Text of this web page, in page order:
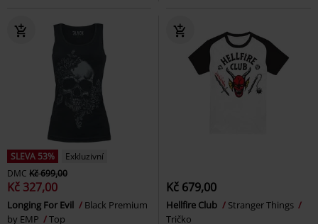
SLEVA 53%
Exkluzivní
DMC Kč 699,00
Kč 327,00
Longing For Evil
Black Premium
by EMP
Top
Kč 679,00
Hellfire Club
Stranger Things
Tričko